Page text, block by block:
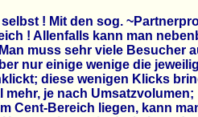
! Mit den sog.
! Allenfalls kann man
muss sehr viele Besucher
nur einige wenige die
diese wenigen Klicks
mehr, je nach Umsatzvolumen;
Cent-Bereich liegen, kann